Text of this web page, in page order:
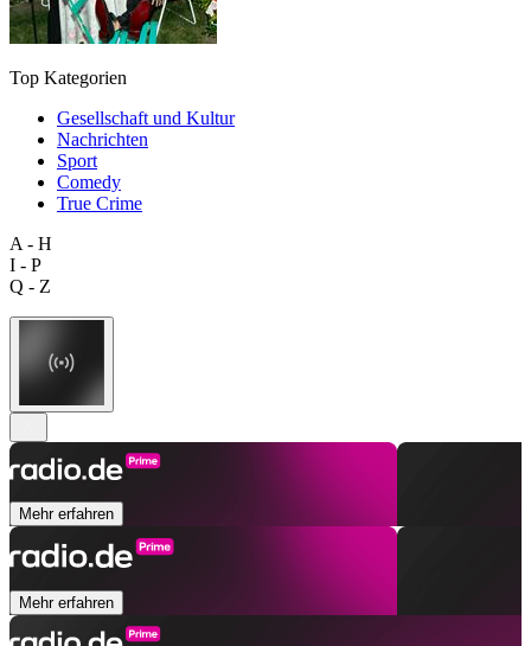
Top Kategorien
Gesellschaft und Kultur
Nachrichten
Sport
Comedy
True Crime
A - H
I - P
Q - Z
Mehr erfahren
Mehr erfahren